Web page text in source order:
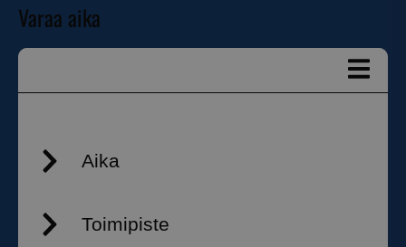
Varaa aika
mahdollistavat verkkosivuston perustoiminnot,
välttämättömiä evästeitä.